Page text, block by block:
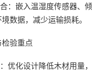
嵌入温湿度传感器、倾
数据，减少运输损耗。
验重点
化设计降低木材用量